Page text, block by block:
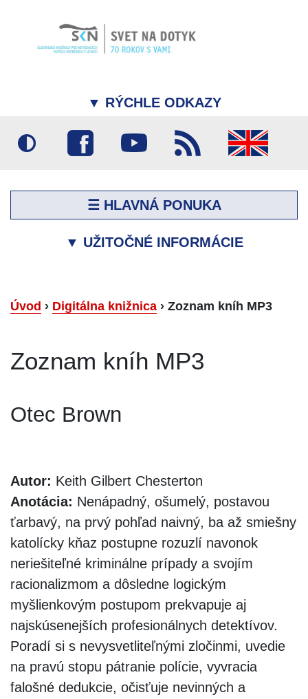
▼ RÝCHLE ODKAZY
☰ HLAVNÁ PONUKA
▼ UŽITOČNÉ INFORMÁCIE
Úvod › Digitálna knižnica › Zoznam kníh MP3
Zoznam kníh MP3
Otec Brown
Autor: Keith Gilbert Chesterton
Anotácia: Nenápadný, ošumelý, postavou
ťarbavý, na prvý pohľad naivný, ba až smiešny
katolícky kňaz postupne rozuzlí navonok
neriešiteľné kriminálne prípady a svojím
racionalizmom a dôsledne logickým
myšlienkovým postupom prekvapuje aj
najskúsenejších profesionálnych detektívov.
Poradí si s nevysvetliteľnými zločinmi, uvedie
na pravú stopu pátranie polície, vyvracia
falošné dedukcie, očisťuje nevinných a